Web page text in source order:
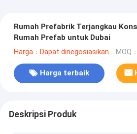
Rumah Prefabrik Terjangkau
Rumah Prefab untuk Dubai
Harga：Dapat dinegosiasikan MOQ
Harga terbaik
Deskripsi Produk